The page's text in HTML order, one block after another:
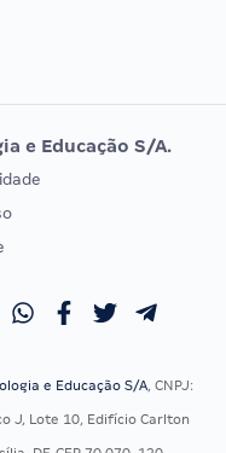
DE ORDEM
OAB
e Educação S/A.
e Educação S/A, CNPJ:
J, Lote 10, Edifício Carlton